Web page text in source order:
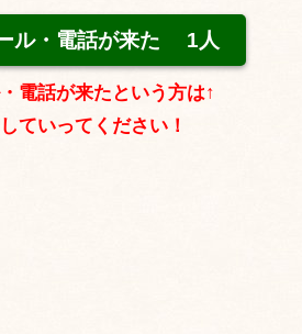
ル・電話が来た 1人
電話が来たという方は↑
ていってください！